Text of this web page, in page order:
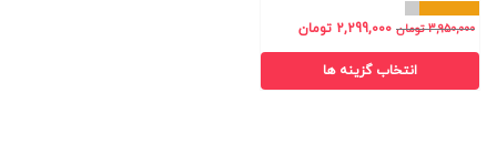
3,950,000 تومان 2,299,000 تومان
انتخاب گزینه ها